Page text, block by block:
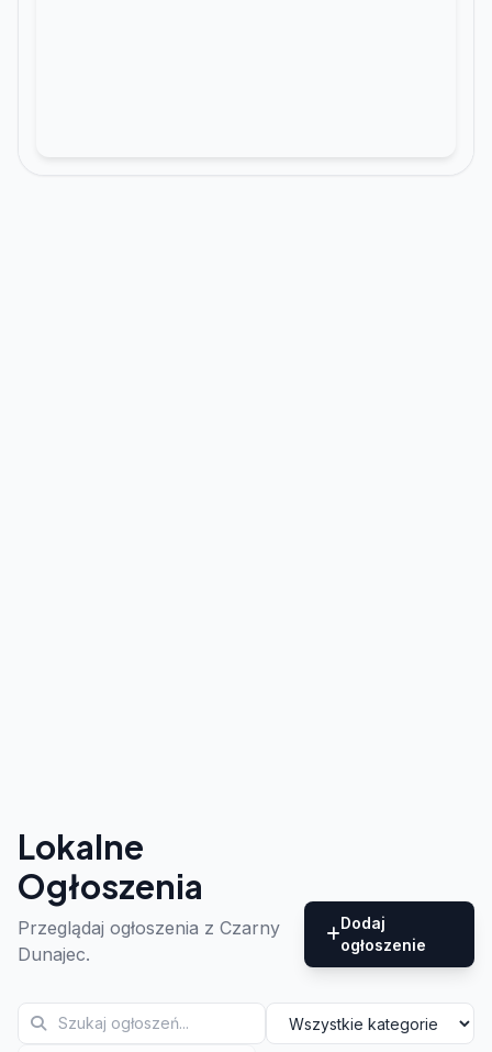
Lokalne
Ogłoszenia
Przeglądaj ogłoszenia z Czarny
Dunajec.
Dodaj
ogłoszenie